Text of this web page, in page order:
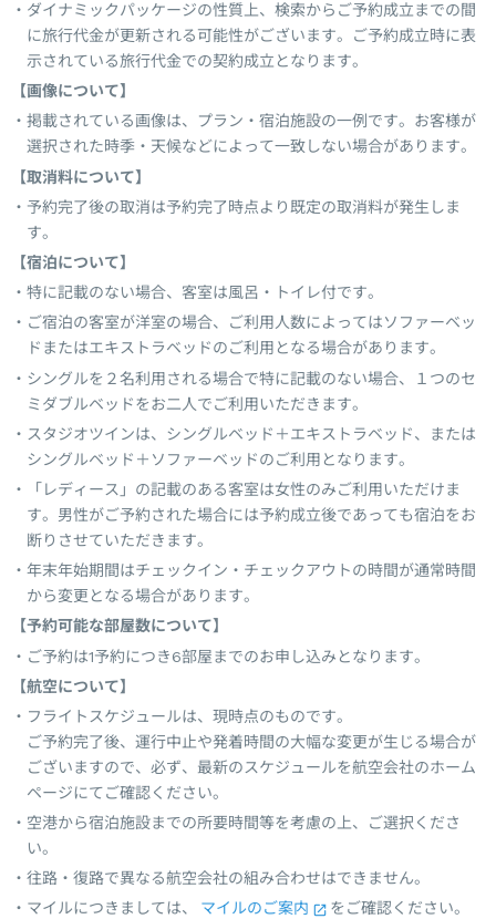
ダイナミックパッケージの性質上、検索からご予約成立までの間
に旅行代金が更新される可能性がございます。ご予約成立時に表
示されている旅行代金での契約成立となります。
【画像について】
掲載されている画像は、プラン・宿泊施設の一例です。お客様が
選択された時季・天候などによって一致しない場合があります。
【取消料について】
予約完了後の取消は予約完了時点より既定の取消料が発生しま
す。
【宿泊について】
特に記載のない場合、客室は風呂・トイレ付です。
ご宿泊の客室が洋室の場合、ご利用人数によってはソファーベッ
ドまたはエキストラベッドのご利用となる場合があります。
シングルを２名利用される場合で特に記載のない場合、１つのセ
ミダブルベッドをお二人でご利用いただきます。
スタジオツインは、シングルベッド＋エキストラベッド、または
シングルベッド＋ソファーベッドのご利用となります。
「レディース」の記載のある客室は女性のみご利用いただけま
す。男性がご予約された場合には予約成立後であっても宿泊をお
断りさせていただきます。
年末年始期間はチェックイン・チェックアウトの時間が通常時間
から変更となる場合があります。
【予約可能な部屋数について】
ご予約は1予約につき6部屋までのお申し込みとなります。
【航空について】
フライトスケジュールは、現時点のものです。
ご予約完了後、運行中止や発着時間の大幅な変更が生じる場合が
ございますので、必ず、最新のスケジュールを航空会社のホーム
ページにてご確認ください。
空港から宿泊施設までの所要時間等を考慮の上、ご選択くださ
い。
往路・復路で異なる航空会社の組み合わせはできません。
マイルにつきましては、
マイルのご案内
をご確認ください。